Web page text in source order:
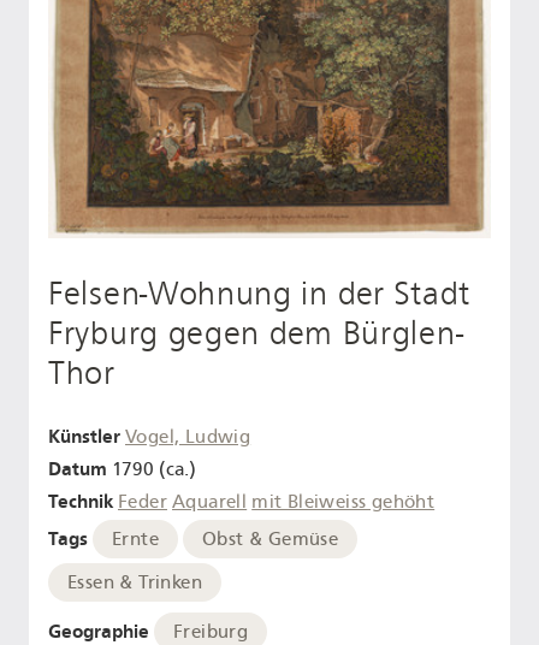
Felsen-Wohnung in der Stadt
Fryburg gegen dem Bürglen-
Thor
Künstler Vogel, Ludwig
Datum 1790 (ca.)
Technik Feder Aquarell mit Bleiweiss gehöht
Tags Ernte
Obst & Gemüse
Essen & Trinken
Geographie Freiburg